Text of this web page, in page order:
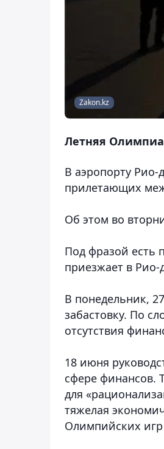
Zakon.kz
Летняя
В аэропорту
прилетающих
Об этом во
Под фразой есть
приезжает в Рио-
В понедельник,
забастовку. По
отсутствия
18 июня
сфере финансов.
для
тяжелая
Олимпийских игр